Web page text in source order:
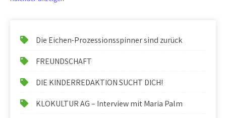
Die Eichen-Prozessionsspinner sind zurück
FREUNDSCHAFT
DIE KINDERREDAKTION SUCHT DICH!
KLOKULTUR AG – Interview mit Maria Palm